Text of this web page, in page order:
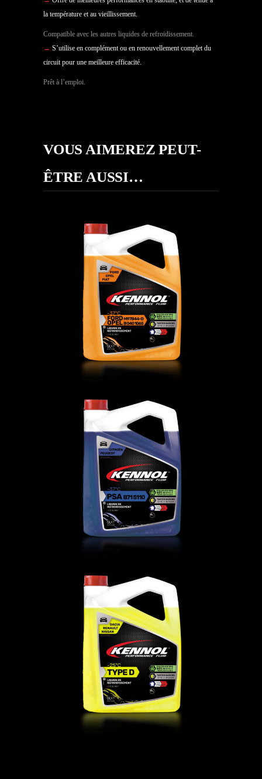
la température et au vieillissement.
Compatible avec les autres liquides de refroidissement.
→ S’utilise en complément ou en renouvellement complet du
circuit pour une meilleure efficacité.
Prêt à l’emploi.
VOUS AIMEREZ PEUT-
ÊTRE AUSSI…
LIQUIDE DE REFROIDISSEMENT
FOF-37°C
FLUIDES,LR
LIQUIDE DE REFROIDISSEMENT
PSA-37°C
FLUIDES,LR
LIQUIDE DE REFROIDISSEMENT
TYPE D -25°C
FLUIDES,LR